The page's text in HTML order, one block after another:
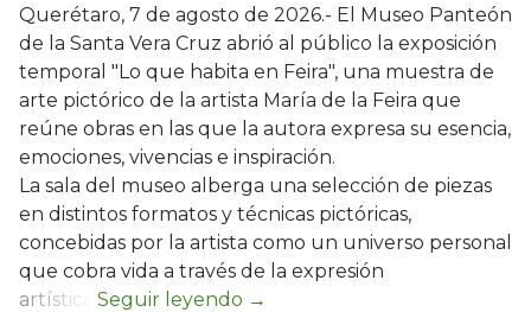
Querétaro, 7 de agosto de 2026.- El Museo Panteón
de la Santa Vera Cruz abrió al público la exposición
temporal "Lo que habita en Feira", una muestra de
arte pictórico de la artista María de la Feira que
reúne obras en las que la autora expresa su esencia,
emociones, vivencias e inspiración.
La sala del museo alberga una selección de piezas
en distintos formatos y técnicas pictóricas,
concebidas por la artista como un universo personal
que cobra vida a través de la expresión
artística.